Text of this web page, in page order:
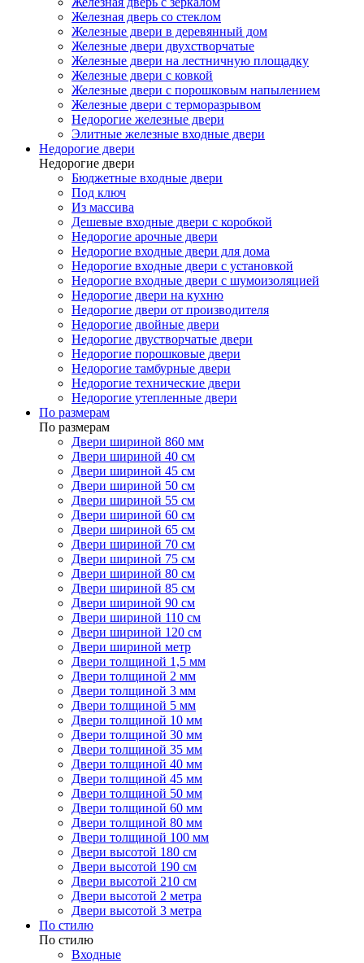
Железная дверь со стеклом
Железные двери в деревянный дом
Железные двери двухстворчатые
Железные двери на лестничную площадку
Железные двери с ковкой
Железные двери с порошковым напылением
Железные двери с терморазрывом
Недорогие железные двери
Элитные железные входные двери
Недорогие двери
Недорогие двери
Бюджетные входные двери
Под ключ
Из массива
Дешевые входные двери с коробкой
Недорогие арочные двери
Недорогие входные двери для дома
Недорогие входные двери с установкой
Недорогие входные двери с шумоизоляцией
Недорогие двери на кухню
Недорогие двери от производителя
Недорогие двойные двери
Недорогие двустворчатые двери
Недорогие порошковые двери
Недорогие тамбурные двери
Недорогие технические двери
Недорогие утепленные двери
По размерам
По размерам
Двери шириной 860 мм
Двери шириной 40 см
Двери шириной 45 см
Двери шириной 50 см
Двери шириной 55 см
Двери шириной 60 см
Двери шириной 65 см
Двери шириной 70 см
Двери шириной 75 см
Двери шириной 80 см
Двери шириной 85 см
Двери шириной 90 см
Двери шириной 110 см
Двери шириной 120 см
Двери шириной метр
Двери толщиной 1,5 мм
Двери толщиной 2 мм
Двери толщиной 3 мм
Двери толщиной 5 мм
Двери толщиной 10 мм
Двери толщиной 30 мм
Двери толщиной 35 мм
Двери толщиной 40 мм
Двери толщиной 45 мм
Двери толщиной 50 мм
Двери толщиной 60 мм
Двери толщиной 80 мм
Двери толщиной 100 мм
Двери высотой 180 см
Двери высотой 190 см
Двери высотой 210 см
Двери высотой 2 метра
Двери высотой 3 метра
По стилю
По стилю
Входные